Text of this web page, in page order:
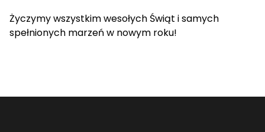
Życzymy wszystkim wesołych Świąt i samych
spełnionych marzeń w nowym roku!